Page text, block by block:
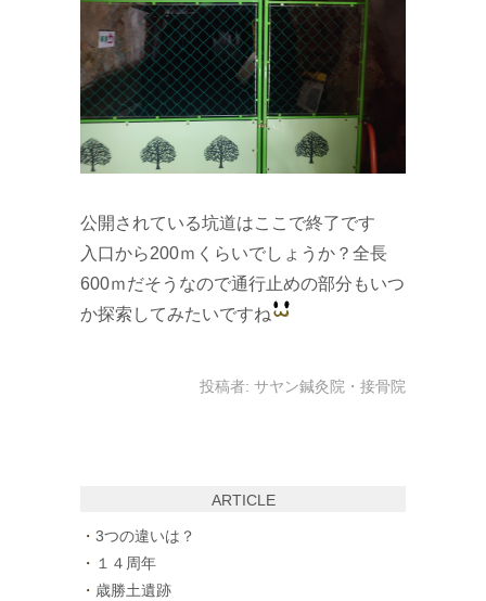
公開されている坑道はここで終了です
入口から200ｍくらいでしょうか？全長
600ｍだそうなので通行止めの部分もいつ
か探索してみたいですね
投稿者: サヤン鍼灸院・接骨院
ARTICLE
3つの違いは？
１４周年
歳勝土遺跡